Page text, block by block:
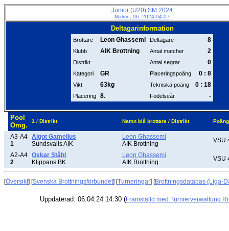
Junior (U20) SM 2024
Malmö, 06.-2024-04-07
Deltagarinformation
Brottare Leon Ghassemi Deltagare 8
Klubb AIK Brottning Antal matcher 2
Distrikt Antal segrar 0
Kategori GR Placeringspoäng 0 : 8
Vikt 63kg Tekniska poäng 0 : 18
Placering 8. Födelseår -
Pool
Omg.
1 / Distrikt Namn blå brottare / Distrikt Poäng
A3-A4
1
Algot Gamelius
Sundsvalls AIK
Leon Ghassemi
AIK Brottning
VSU
A2-A4
2
Oskar Ståhl
Klippans BK
Leon Ghassemi
AIK Brottning
VSU
[Översikt] [Svenska Brottningsförbundet] [Turneringar] [Brottningsdatabas (Liga-
Uppdaterad: 06.04.24 14.30 (Framställd med Turnierverwaltung